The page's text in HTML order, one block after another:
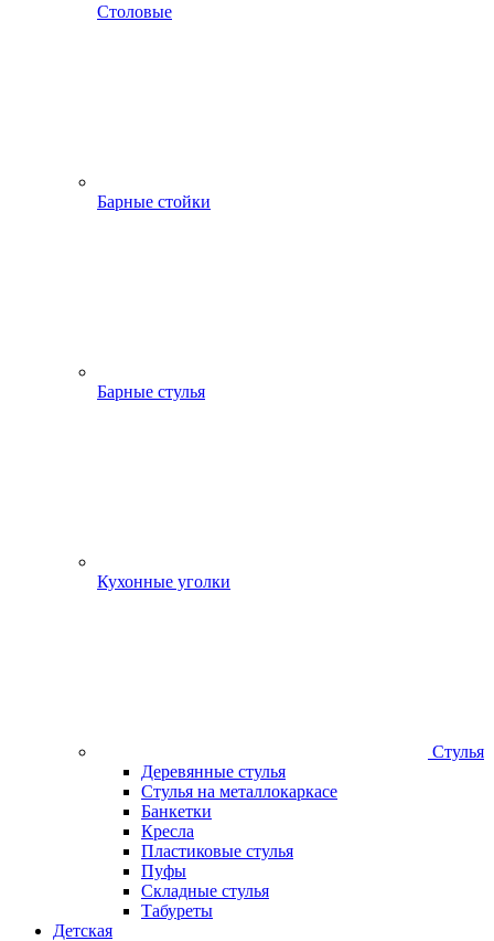
Столовые
Барные стойки
Барные стулья
Кухонные уголки
Стулья
Деревянные стулья
Стулья на металлокаркасе
Банкетки
Кресла
Пластиковые стулья
Пуфы
Складные стулья
Табуреты
Детская